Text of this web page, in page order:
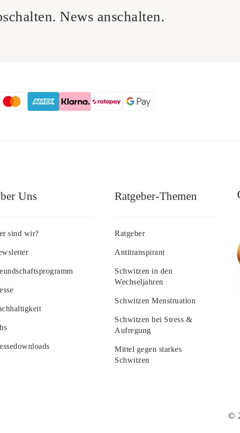
News anschalten.
Uns
sind wir?
Ratgeber-Themen
Ratgeber
Antitranspirant
Schwitzen in den
Wechseljahren
Schwitzen Menstruation
Schwitzen bei Stress &
Aufregung
Mittel gegen starkes
Schwitzen
©